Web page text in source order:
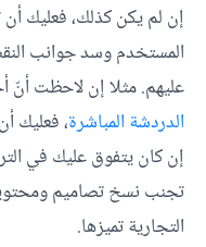
إن لم يكن كذلك، فعليك
المستخدم وسد جوانب
عليهم. مثلا إن لاحظت أنّ
الدردشة المباشرة، فعليك
إن كان يتفوق عليك في
تجنب نسخ تصاميم
التجارية تميزها.